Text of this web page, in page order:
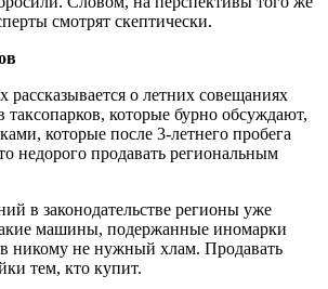
смотрят скептически.
рассказывается о летних совещаниях
таксопарков, которые бурно обсуждают,
которые после 3-летнего пробега
недорого продавать региональным
в законодательстве регионы уже
машины, подержанные иномарки
в никому не нужный хлам. Продавать
тем, кто купит.